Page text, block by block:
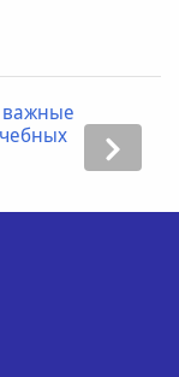
важные